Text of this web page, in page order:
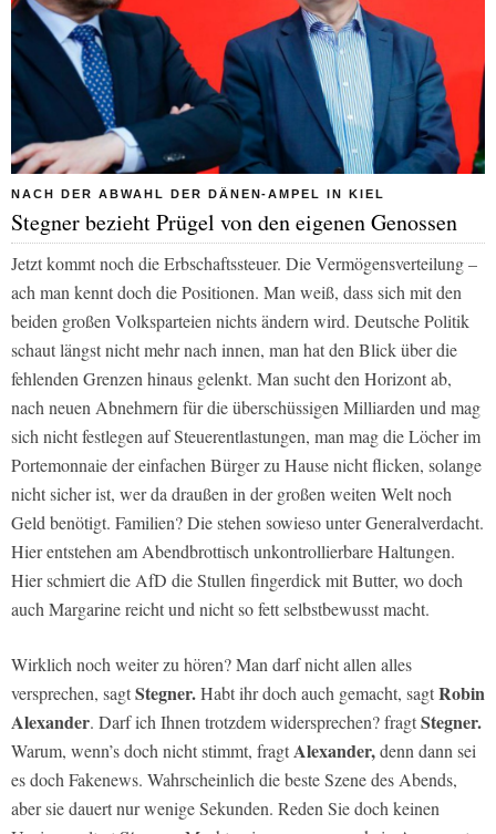
NACH DER ABWAHL DER DÄNEN-AMPEL IN KIEL
Stegner bezieht Prügel von den eigenen Genossen
Jetzt kommt noch die Erbschaftssteuer. Die Vermögensverteilung –
ach man kennt doch die Positionen. Man weiß, dass sich mit den
beiden großen Volksparteien nichts ändern wird. Deutsche Politik
schaut längst nicht mehr nach innen, man hat den Blick über die
fehlenden Grenzen hinaus gelenkt. Man sucht den Horizont ab,
nach neuen Abnehmern für die überschüssigen Milliarden und mag
sich nicht festlegen auf Steuerentlastungen, man mag die Löcher im
Portemonnaie der einfachen Bürger zu Hause nicht flicken, solange
nicht sicher ist, wer da draußen in der großen weiten Welt noch
Geld benötigt. Familien? Die stehen sowieso unter Generalverdacht.
Hier entstehen am Abendbrottisch unkontrollierbare Haltungen.
Hier schmiert die AfD die Stullen fingerdick mit Butter, wo doch
auch Margarine reicht und nicht so fett selbstbewusst macht.
Wirklich noch weiter zu hören? Man darf nicht allen alles
versprechen, sagtStegner.Habt ihr doch auch gemacht, sagtRobin
Alexander. Darf ich Ihnen trotzdem widersprechen? fragtStegner.
Warum, wenn’s doch nicht stimmt, fragtAlexander,denn dann sei
es doch Fakenews. Wahrscheinlich die beste Szene des Abends,
aber sie dauert nur wenige Sekunden. Reden Sie doch keinen